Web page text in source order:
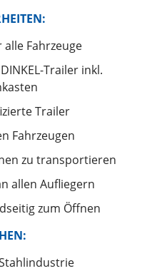
Fahrzeuge
Trailer inkl.
Trailer
Fahrzeugen
zu transportieren
allen Aufliegern
zum Öffnen